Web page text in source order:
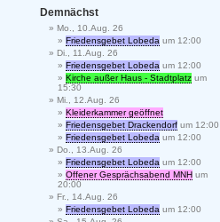
Demnächst
Mo., 10.Aug. 26
Friedensgebet Lobeda um 12:00
Di., 11.Aug. 26
Friedensgebet Lobeda um 12:00
Kirche außer Haus - Stadtplatz um
15:30
Mi., 12.Aug. 26
Kleiderkammer geöffnet
Friedensgebet Drackendorf um 12:00
Friedensgebet Lobeda um 12:00
Do., 13.Aug. 26
Friedensgebet Lobeda um 12:00
Offener Gesprächsabend MNH um
20:00
Fr., 14.Aug. 26
Friedensgebet Lobeda um 12:00